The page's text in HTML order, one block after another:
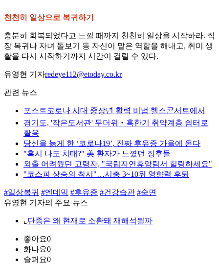
천천히 일상으로 복귀하기
충분히 회복되었다고 느낄 때까지 천천히 일상을 시작하라. 직
장 복귀나 자녀 돌보기 등 자신이 맡은 역할을 해내고, 취미 생
활을 다시 시작하기까지 시간이 걸릴 수 있다.
유영현 기자redeye112@etoday.co.kr
관련 뉴스
포스트코로나 시대 중장년 활력 비법 헬스콘서트에서
경기도, '작은도서관' 무더위‧혹한기 취약계층 쉼터로
활용
당신을 늙게 한 ‘코로나19’, 진짜 후유증 가을에 온다
"혹시 나도 치매?" 美 환자가 느꼈던 징후들
외출 어려웠던 고령자, "국립자연휴양림서 힐링하세요"
"코스피 상승의 착시"…시총 3~10위 영향력 후퇴
#일상복귀 #엔데믹 #후유증 #건강습관 #숙면
유영현 기자의 주요 뉴스
⌞ 단종은 왜 현재로 소환돼 재해석될까
좋아요0
화나요0
슬퍼요0